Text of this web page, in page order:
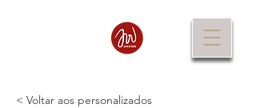
< Voltar aos personalizados